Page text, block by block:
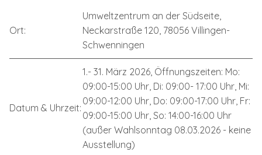
Ort:
Umweltzentrum an der Südseite,
Neckarstraße 120, 78056 Villingen-
Schwenningen
Datum & Uhrzeit:
1.- 31. März 2026, Öffnungszeiten: Mo:
09:00-15:00 Uhr, Di: 09:00- 17:00 Uhr, Mi:
09:00-12:00 Uhr, Do: 09:00-17:00 Uhr, Fr:
09:00-15:00 Uhr, So: 14:00-16:00 Uhr
(außer Wahlsonntag 08.03.2026 - keine
Ausstellung)